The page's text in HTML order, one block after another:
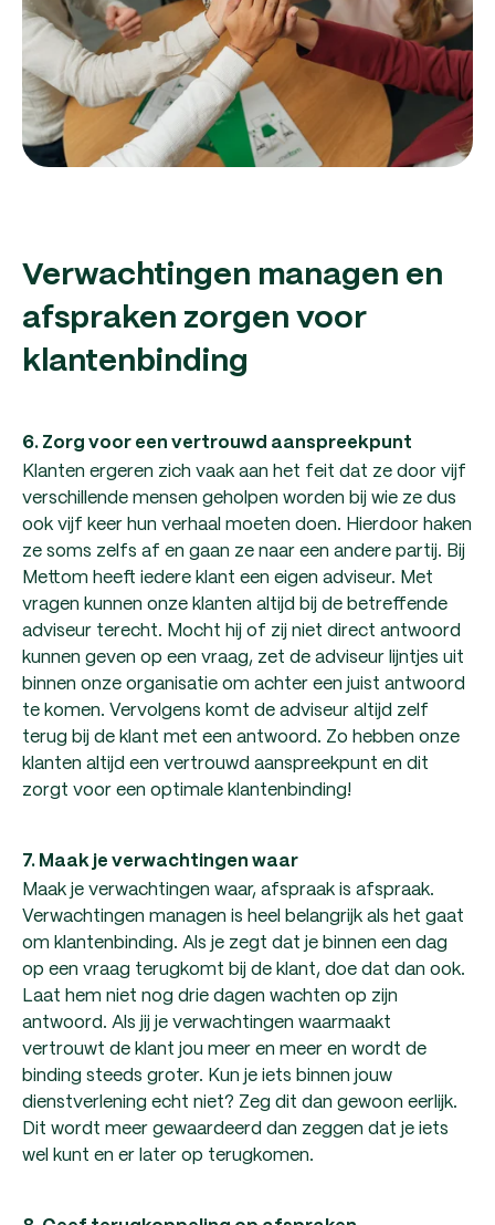
Verwachtingen managen en
afspraken zorgen voor
klantenbinding
6. Zorg voor een vertrouwd aanspreekpunt
Klanten ergeren zich vaak aan het feit dat ze door vijf
verschillende mensen geholpen worden bij wie ze dus
ook vijf keer hun verhaal moeten doen. Hierdoor haken
ze soms zelfs af en gaan ze naar een andere partij. Bij
Mettom heeft iedere klant een eigen adviseur. Met
vragen kunnen onze klanten altijd bij de betreffende
adviseur terecht. Mocht hij of zij niet direct antwoord
kunnen geven op een vraag, zet de adviseur lijntjes uit
binnen onze organisatie om achter een juist antwoord
te komen. Vervolgens komt de adviseur altijd zelf
terug bij de klant met een antwoord. Zo hebben onze
klanten altijd een vertrouwd aanspreekpunt en dit
zorgt voor een optimale klantenbinding!
7. Maak je verwachtingen waar
Maak je verwachtingen waar, afspraak is afspraak.
Verwachtingen managen is heel belangrijk als het gaat
om klantenbinding. Als je zegt dat je binnen een dag
op een vraag terugkomt bij de klant, doe dat dan ook.
Laat hem niet nog drie dagen wachten op zijn
antwoord. Als jij je verwachtingen waarmaakt
vertrouwt de klant jou meer en meer en wordt de
binding steeds groter. Kun je iets binnen jouw
dienstverlening echt niet? Zeg dit dan gewoon eerlijk.
Dit wordt meer gewaardeerd dan zeggen dat je iets
wel kunt en er later op terugkomen.